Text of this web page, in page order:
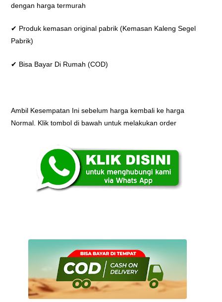
dengan harga termurah
✔ Produk kemasan original pabrik (Kemasan Kaleng Segel
Pabrik)
✔ Bisa Bayar Di Rumah (COD)
Ambil Kesempatan Ini sebelum harga kembali ke harga
Normal. Klik tombol di bawah untuk melakukan order